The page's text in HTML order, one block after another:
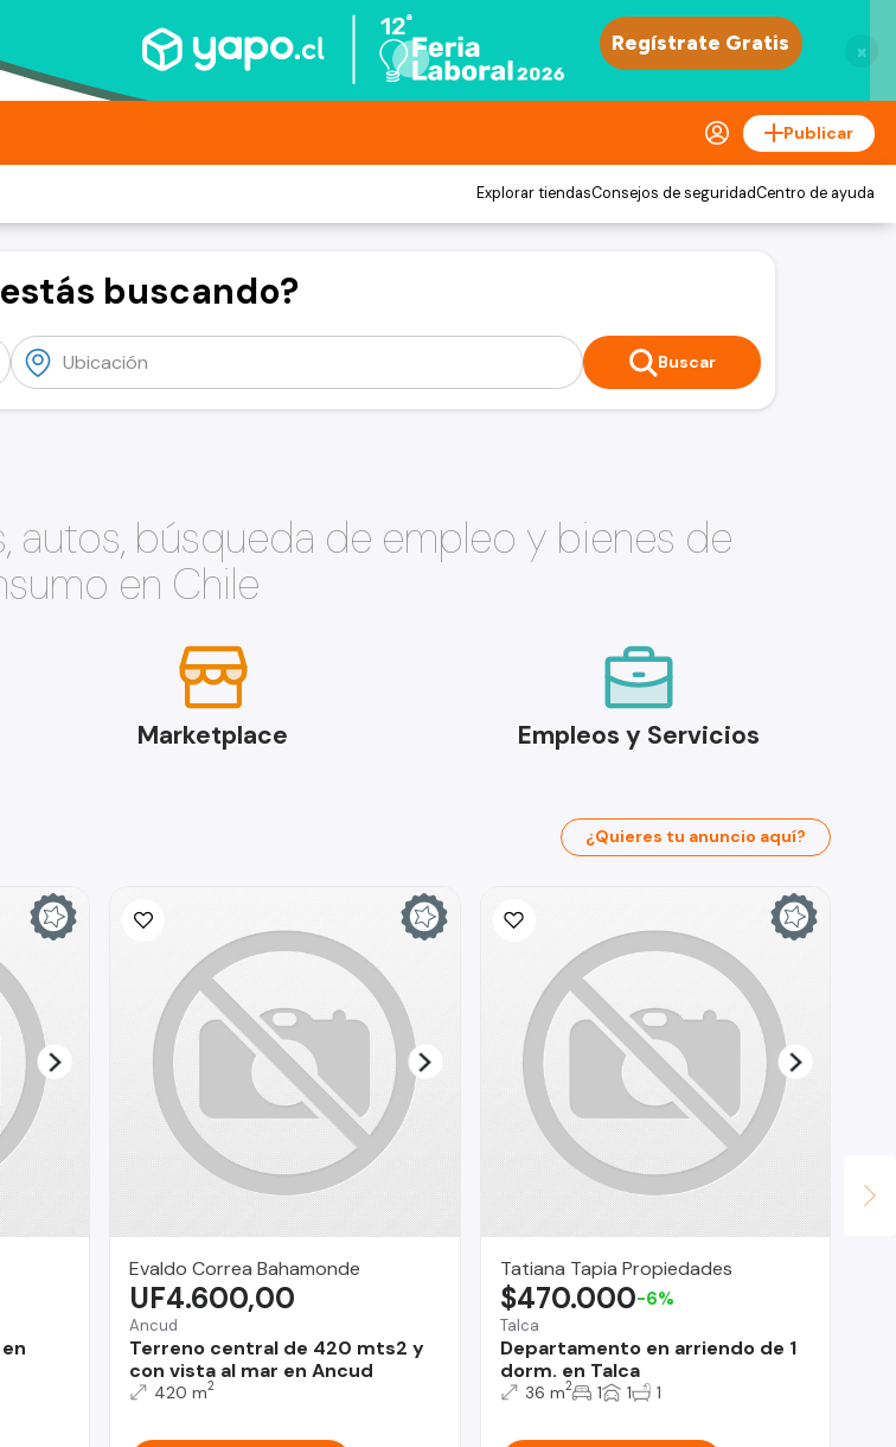
×
Publicar
Explorar tiendasConsejos de seguridadCentro de ayuda
buscando?
Buscar
autos, búsqueda de empleo y bienes de
en Chile
Marketplace Empleos y Servicios
¿Quieres tu anuncio aquí?
Evaldo Correa Bahamonde
Ancud
Terreno central de 420 mts2 y
con vista al mar en Ancud
UF4.600,00
420 m2
Tatiana Tapia Propiedades
Talca
Departamento en arriendo de 1
dorm. en Talca
$470.000-6%
36 m2 1 1 1